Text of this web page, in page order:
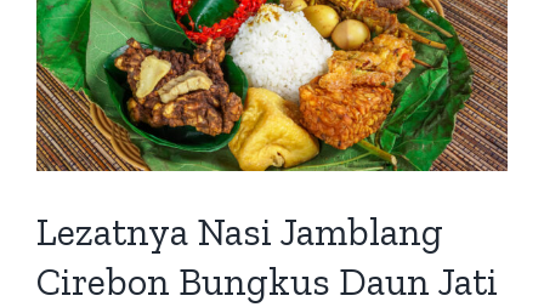
Image
Lezatnya Nasi Jamblang
Cirebon Bungkus Daun Jati